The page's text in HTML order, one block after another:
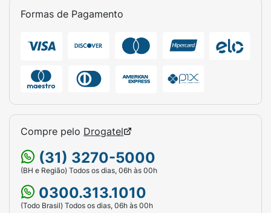
Formas de Pagamento
Compre pelo Drogatel
(31) 3270-5000
(BH e Região) Todos os dias, 06h às 00h
0300.313.1010
(Todo Brasil) Todos os dias, 06h às 00h